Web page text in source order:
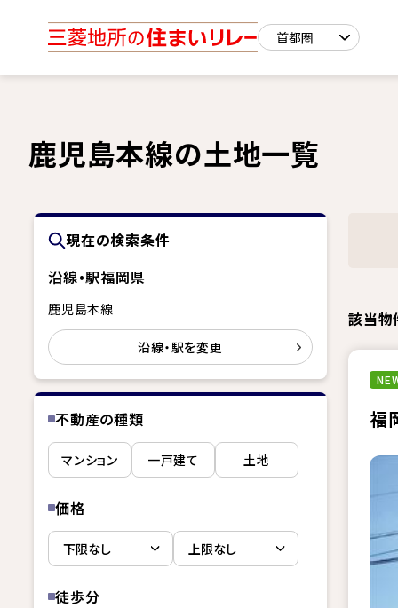
鹿児島本線の土地一覧
現在の検索条件
沿線・駅福岡県
鹿児島本線
沿線・駅を変更
不動産の種類
マンション 一戸建て 土地
価格
徒歩分
該当物
福